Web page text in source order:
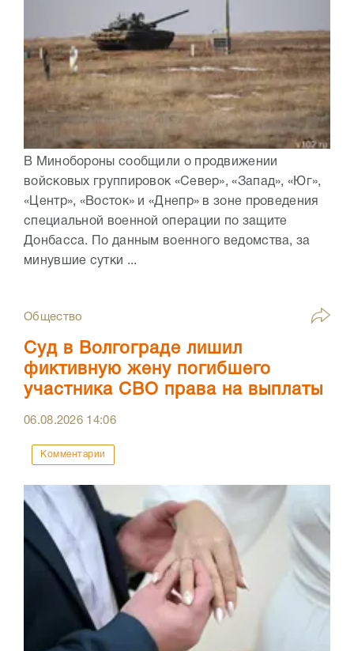
В Минобороны сообщили о продвижении
войсковых группировок «Север», «Запад», «Юг»,
«Центр», «Восток» и «Днепр» в зоне проведения
специальной военной операции по защите
Донбасса. По данным военного ведомства, за
минувшие сутки ...
Общество
Суд в Волгограде лишил
фиктивную жену погибшего
участника СВО права на выплаты
06.08.2026 14:06
Комментарии